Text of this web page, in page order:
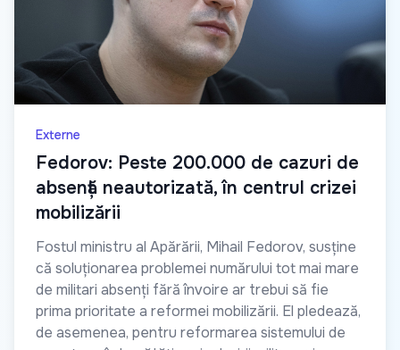
Externe
Fedorov: Peste 200.000 de cazuri de
absență neautorizată, în centrul crizei
mobilizării
Fostul ministru al Apărării, Mihail Fedorov, susține
că soluționarea problemei numărului tot mai mare
de militari absenți fără învoire ar trebui să fie
prima prioritate a reformei mobilizării. El pledează,
de asemenea, pentru reformarea sistemului de